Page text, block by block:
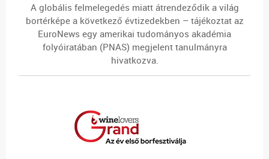
A globális felmelegedés miatt átrendeződik a világ
bortérképe a következő évtizedekben – tájékoztat az
EuroNews egy amerikai tudományos akadémia
folyóiratában (PNAS) megjelent tanulmányra
hivatkozva.